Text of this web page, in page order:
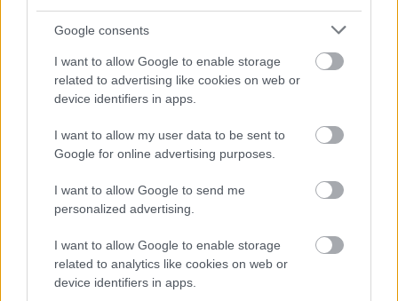
Google consents
I want to allow Google to enable storage
related to advertising like cookies on web or
device identifiers in apps.
I want to allow my user data to be sent to
Google for online advertising purposes.
I want to allow Google to send me
personalized advertising.
I want to allow Google to enable storage
related to analytics like cookies on web or
device identifiers in apps.